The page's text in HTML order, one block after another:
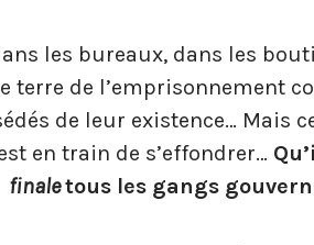
les bureaux, dans les
terre de l’emprisonnement
de leur existence… Mais
en train de s’effondrer…
finaletous les gangs